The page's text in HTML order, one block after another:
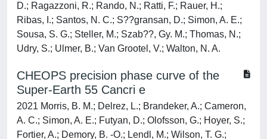
D.; Ragazzoni, R.; Rando, N.; Ratti, F.; Rauer, H.;
Ribas, I.; Santos, N. C.; S??gransan, D.; Simon, A. E.;
Sousa, S. G.; Steller, M.; Szab??, Gy. M.; Thomas, N.;
Udry, S.; Ulmer, B.; Van Grootel, V.; Walton, N. A.
CHEOPS precision phase curve of the
Super-Earth 55 Cancri e
2021 Morris, B. M.; Delrez, L.; Brandeker, A.; Cameron,
A. C.; Simon, A. E.; Futyan, D.; Olofsson, G.; Hoyer, S.;
Fortier, A.; Demory, B. -O.; Lendl, M.; Wilson, T. G.;